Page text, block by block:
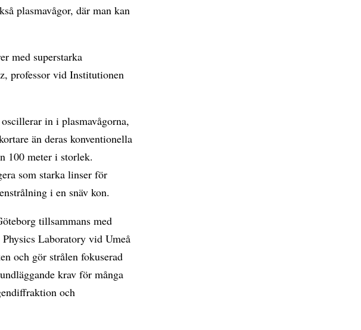
plasmavågor, där man kan
med superstarka
professor vid Institutionen
in i plasmavågorna,
än deras konventionella
100 meter i storlek.
som starka linser för
i en snäv kon.
tillsammans med
Laboratory vid Umeå
och gör strålen fokuserad
krav för många
och